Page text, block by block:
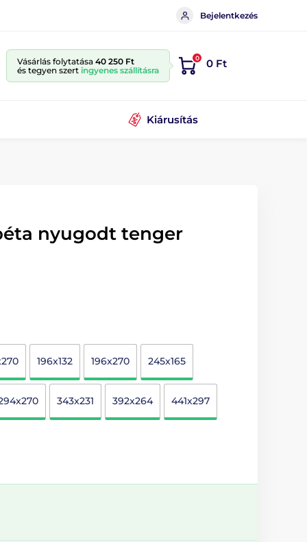
Bejelentkezés
Vásárlás folytatása 40 250 Ft
és tegyen szert ingyenes szállításra
0 0 Ft
Kiárusítás
nyugodt tenger
196x132 196x270 245x165
343x231 392x264 441x297